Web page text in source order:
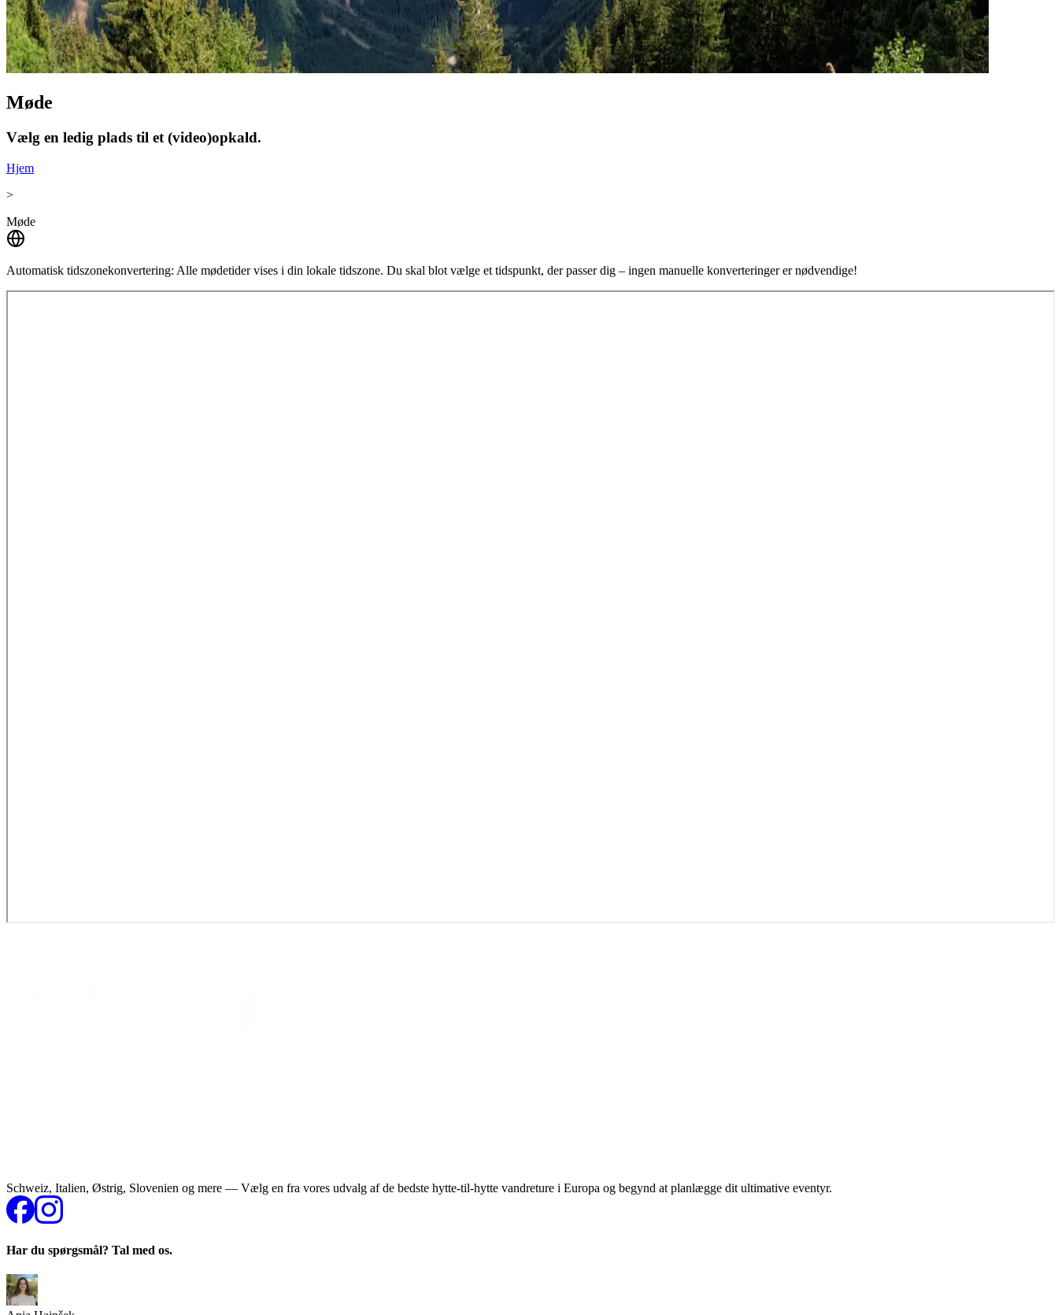
Møde
Vælg en ledig plads til et (video)opkald.
Hjem
>
Møde
Automatisk tidszonekonvertering: Alle mødetider vises i din lokale tidszone. Du skal blot vælge et tidspunkt, der passer dig – ingen manuelle konverteringer er nødvendige!
Schweiz, Italien, Østrig, Slovenien og mere — Vælg en fra vores udvalg af de bedste hytte-til-hytte vandreture i Europa og begynd at planlægge dit ultimative eventyr.
Har du spørgsmål? Tal med os.